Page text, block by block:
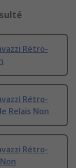
Rétro-
Rétro-
Relais Non
Rétro-